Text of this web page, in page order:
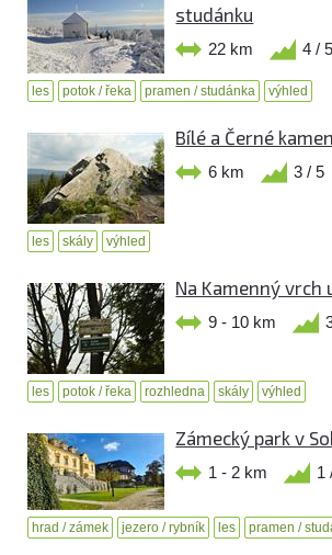
studánku
22 km 4 / 5
les potok / řeka pramen / studánka výhled
Bílé a Černé
6 km 3 / 5
les skály výhled
Na Kamenný vrch
9 - 10 km
les potok / řeka rozhledna skály výhled
Zámecký park v
1 - 2 km 1
hrad / zámek jezero / rybník les pramen /